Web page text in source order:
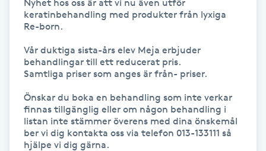
Hårförlängning
Hårvård
Hälsa
Hälsprickor
Nyhet hos oss är att vi nu även utför
keratinbehandling med produkter från lyxiga
Re-born.
Vår duktiga sista-års elev Meja erbjuder
behandlingar till ett reducerat pris.
Samtliga priser som anges är från- priser.
Önskar du boka en behandling som inte verkar
finnas tillgänglig eller om någon behandling i
listan inte stämmer överens med dina önskemål
ber vi dig kontakta oss via telefon 013-133111 så
hjälpe vi dig gärna.